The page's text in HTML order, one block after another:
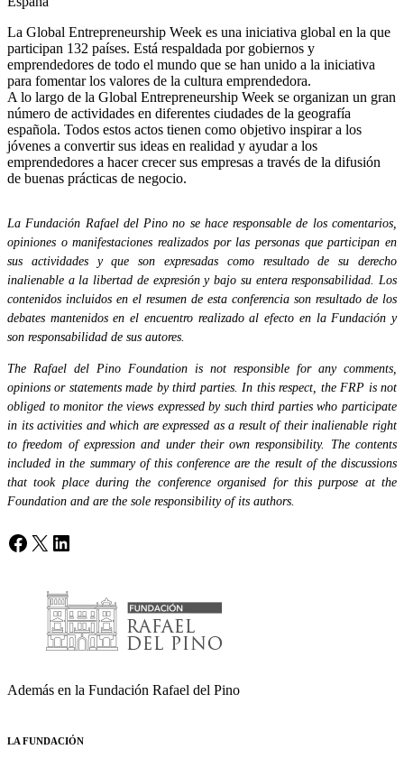
La Global Entrepreneurship Week es una iniciativa global en la que
participan 132 países. Está respaldada por gobiernos y
emprendedores de todo el mundo que se han unido a la iniciativa
para fomentar los valores de la cultura emprendedora.
A lo largo de la Global Entrepreneurship Week se organizan un gran
número de actividades en diferentes ciudades de la geografía
española. Todos estos actos tienen como objetivo inspirar a los
jóvenes a convertir sus ideas en realidad y ayudar a los
emprendedores a hacer crecer sus empresas a través de la difusión
de buenas prácticas de negocio.
La Fundación Rafael del Pino no se hace responsable de los comentarios,
opiniones o manifestaciones realizados por las personas que participan en
sus actividades y que son expresadas como resultado de su derecho
inalienable a la libertad de expresión y bajo su entera responsabilidad. Los
contenidos incluidos en el resumen de esta conferencia son resultado de los
debates mantenidos en el encuentro realizado al efecto en la Fundación y
son responsabilidad de sus autores.
The Rafael del Pino Foundation is not responsible for any comments,
opinions or statements made by third parties. In this respect, the FRP is not
obliged to monitor the views expressed by such third parties who participate
in its activities and which are expressed as a result of their inalienable right
to freedom of expression and under their own responsibility. The contents
included in the summary of this conference are the result of the discussions
that took place during the conference organised for this purpose at the
Foundation and are the sole responsibility of its authors.
Facebook
X LinkedIn
Además en la Fundación Rafael del Pino
LA FUNDACIÓN